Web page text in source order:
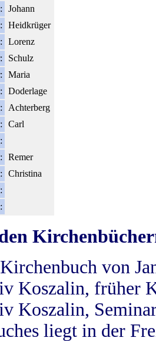
Johann
Heidkrüger
Lorenz
Schulz
Maria
Doderlage
Achterberg
Carl
Remer
Christina
von
Koszalin, früher
Koszalin,
liegt in der